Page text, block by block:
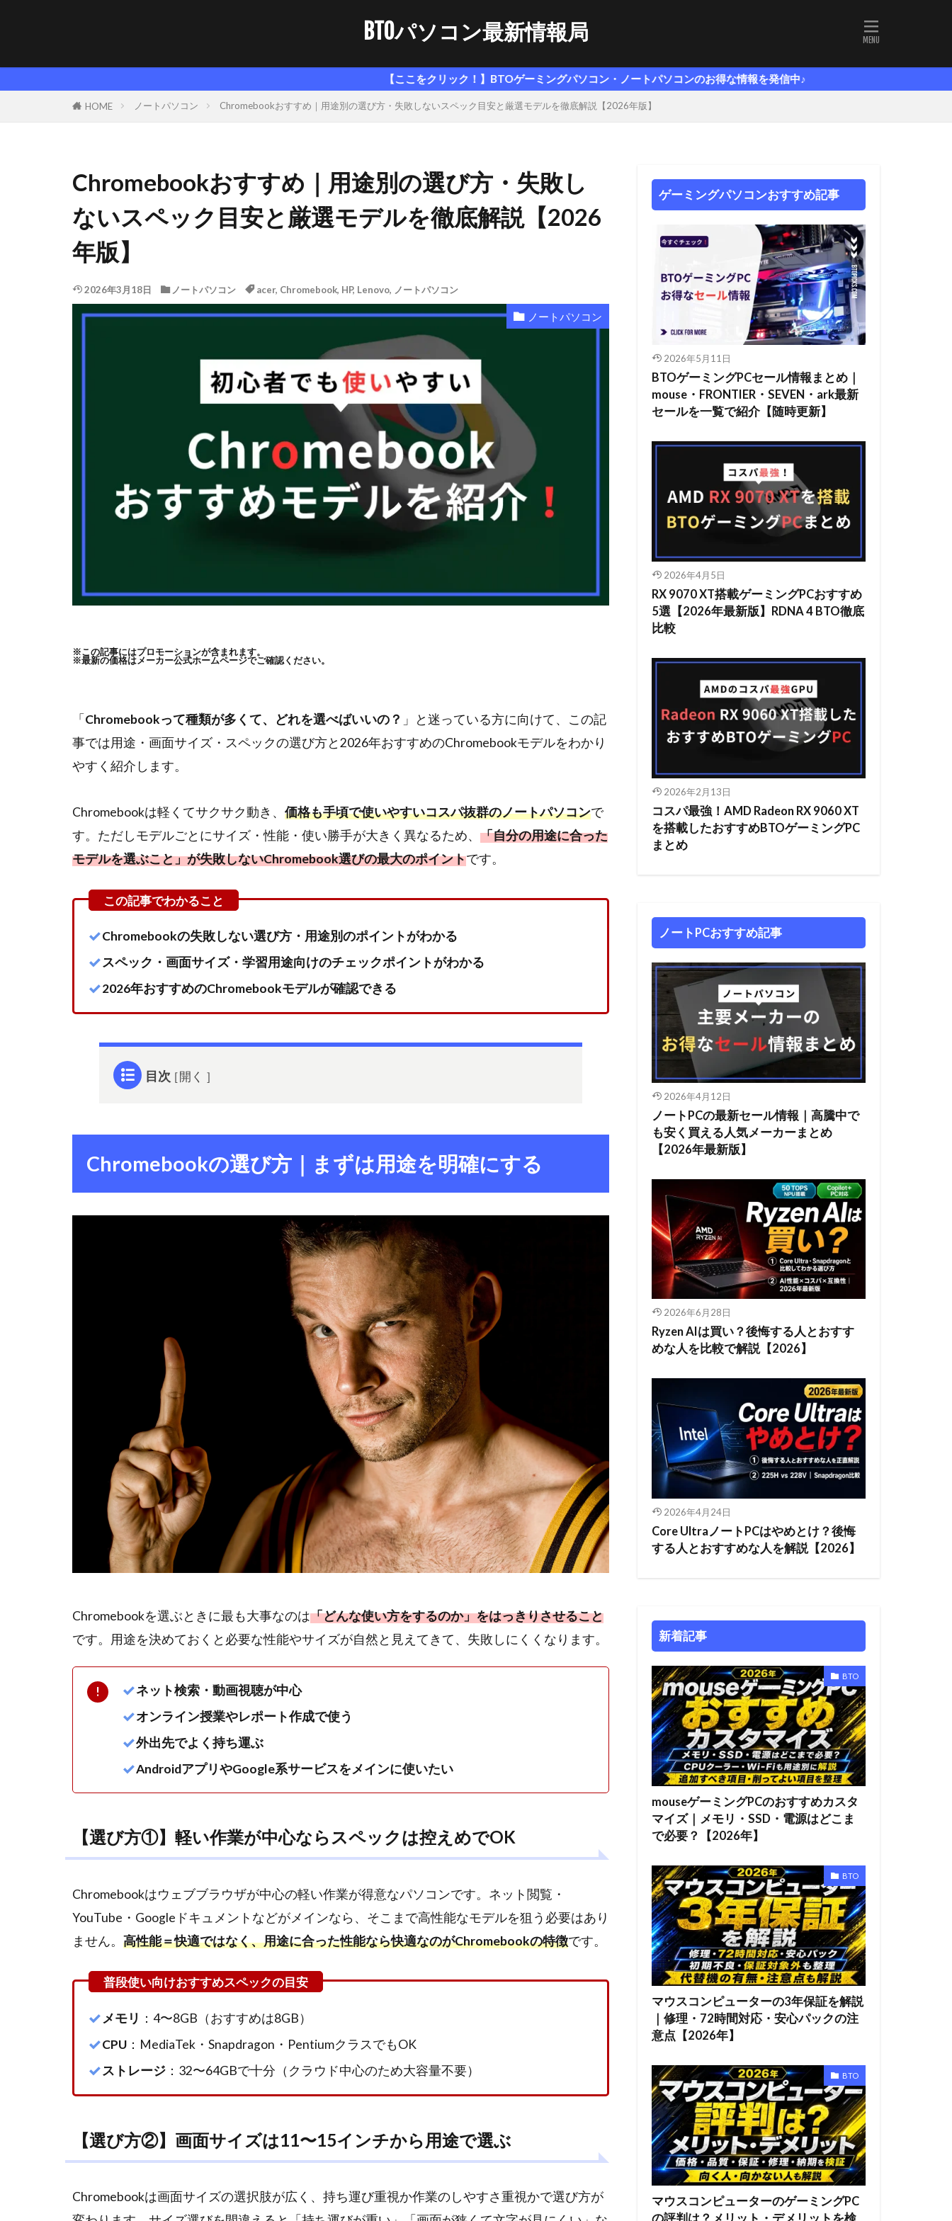
BTOパソコン最新情報局
【ここをクリック！】BTOゲーミングパソコン・ノートパソコンのお得な情報を発信中♪
HOME ノートパソコン Chromebookおすすめ｜用途別の選び方・失敗しないスペック目安と厳選モデルを徹底解説【2026年版】
Chromebookおすすめ｜用途別の選び方・失敗し
ないスペック目安と厳選モデルを徹底解説【2026
年版】
2026年3月18日 ノートパソコン acer, Chromebook, HP, Lenovo, ノートパソコン
ノートパソコン
※この記事にはプロモーションが含まれます。
※最新の価格はメーカー公式ホームページでご確認ください。
「 Chromebookって種類が多くて、どれを選べばいいの？ 」と迷っている方に向けて、この記
事では用途・画面サイズ・スペックの選び方と2026年おすすめのChromebookモデルをわかり
やすく紹介します。
Chromebookは軽くてサクサク動き、 価格も手頃で使いやすいコスパ抜群のノートパソコンで
す。ただしモデルごとにサイズ・性能・使い勝手が大きく異なるため、 「自分の用途に合った
モデルを選ぶこと」が失敗しないChromebook選びの最大のポイントです。
Chromebookの失敗しない選び方・用途別のポイントがわかる
スペック・画面サイズ・学習用途向けのチェックポイントがわかる
2026年おすすめのChromebookモデルが確認できる
目次
の選び方｜
を明確にす
1.2
【選
び方
②】
画面
サイ
ズは
11〜
から
で選
1.3
び方
③】
学習
用途
拡張
ーも
チェ
ック
Chromebook【2026
年版】｜用途別に厳
Lenovo：
IdeaPad Slim
2.2
HP：
Chromebook
2.3
Acer：
Chromebookの選び方｜まずは用途を明確にする
Chromebookを選ぶときに最も大事なのは「どんな使い方をするのか」をはっきりさせること
です。用途を決めておくと必要な性能やサイズが自然と見えてきて、失敗しにくくなります。
ネット検索・動画視聴が中心
オンライン授業やレポート作成で使う
外出先でよく持ち運ぶ
AndroidアプリやGoogle系サービスをメインに使いたい
【選び方①】軽い作業が中心ならスペックは控えめでOK
Chromebookはウェブブラウザが中心の軽い作業が得意なパソコンです。ネット閲覧・
YouTube・Googleドキュメントなどがメインなら、そこまで高性能なモデルを狙う必要はあり
ません。 高性能＝快適ではなく、用途に合った性能なら快適なのがChromebookの特徴です。
メモリ ：4〜8GB（おすすめは8GB）
CPU：MediaTek・Snapdragon・PentiumクラスでもOK
ストレージ：32〜64GBで十分（クラウド中心のため大容量不要）
【選び方②】画面サイズは11〜15インチから用途で選ぶ
Chromebookは画面サイズの選択肢が広く、持ち運び重視か作業のしやすさ重視かで選び方が
ゲーミングパソコンおすすめ記事
2026年5月11日
BTOゲーミングPCセール情報まとめ｜
mouse・FRONTIER・SEVEN・ark最新
セールを一覧で紹介【随時更新】
2026年4月5日
RX 9070 XT搭載ゲーミングPCおすすめ
5選【2026年最新版】RDNA 4 BTO徹底
比較
2026年2月13日
コスパ最強！AMD Radeon RX 9060 XT
を搭載したおすすめBTOゲーミングPC
まとめ
ノートPCおすすめ記事
2026年4月12日
ノートPCの最新セール情報｜高騰中で
も安く買える人気メーカーまとめ
【2026年最新版】
2026年6月28日
Ryzen AIは買い？後悔する人とおすす
めな人を比較で解説【2026】
2026年4月24日
Core UltraノートPCはやめとけ？後悔
する人とおすすめな人を解説【2026】
新着記事
BTO
mouseゲーミングPCのおすすめカスタ
マイズ｜メモリ・SSD・電源はどこま
で必要？【2026年】
BTO
マウスコンピューターの3年保証を解説
｜修理・72時間対応・安心パックの注
意点【2026年】
BTO
マウスコンピューターのゲーミングPC
の評判は？メリット・デメリットを検